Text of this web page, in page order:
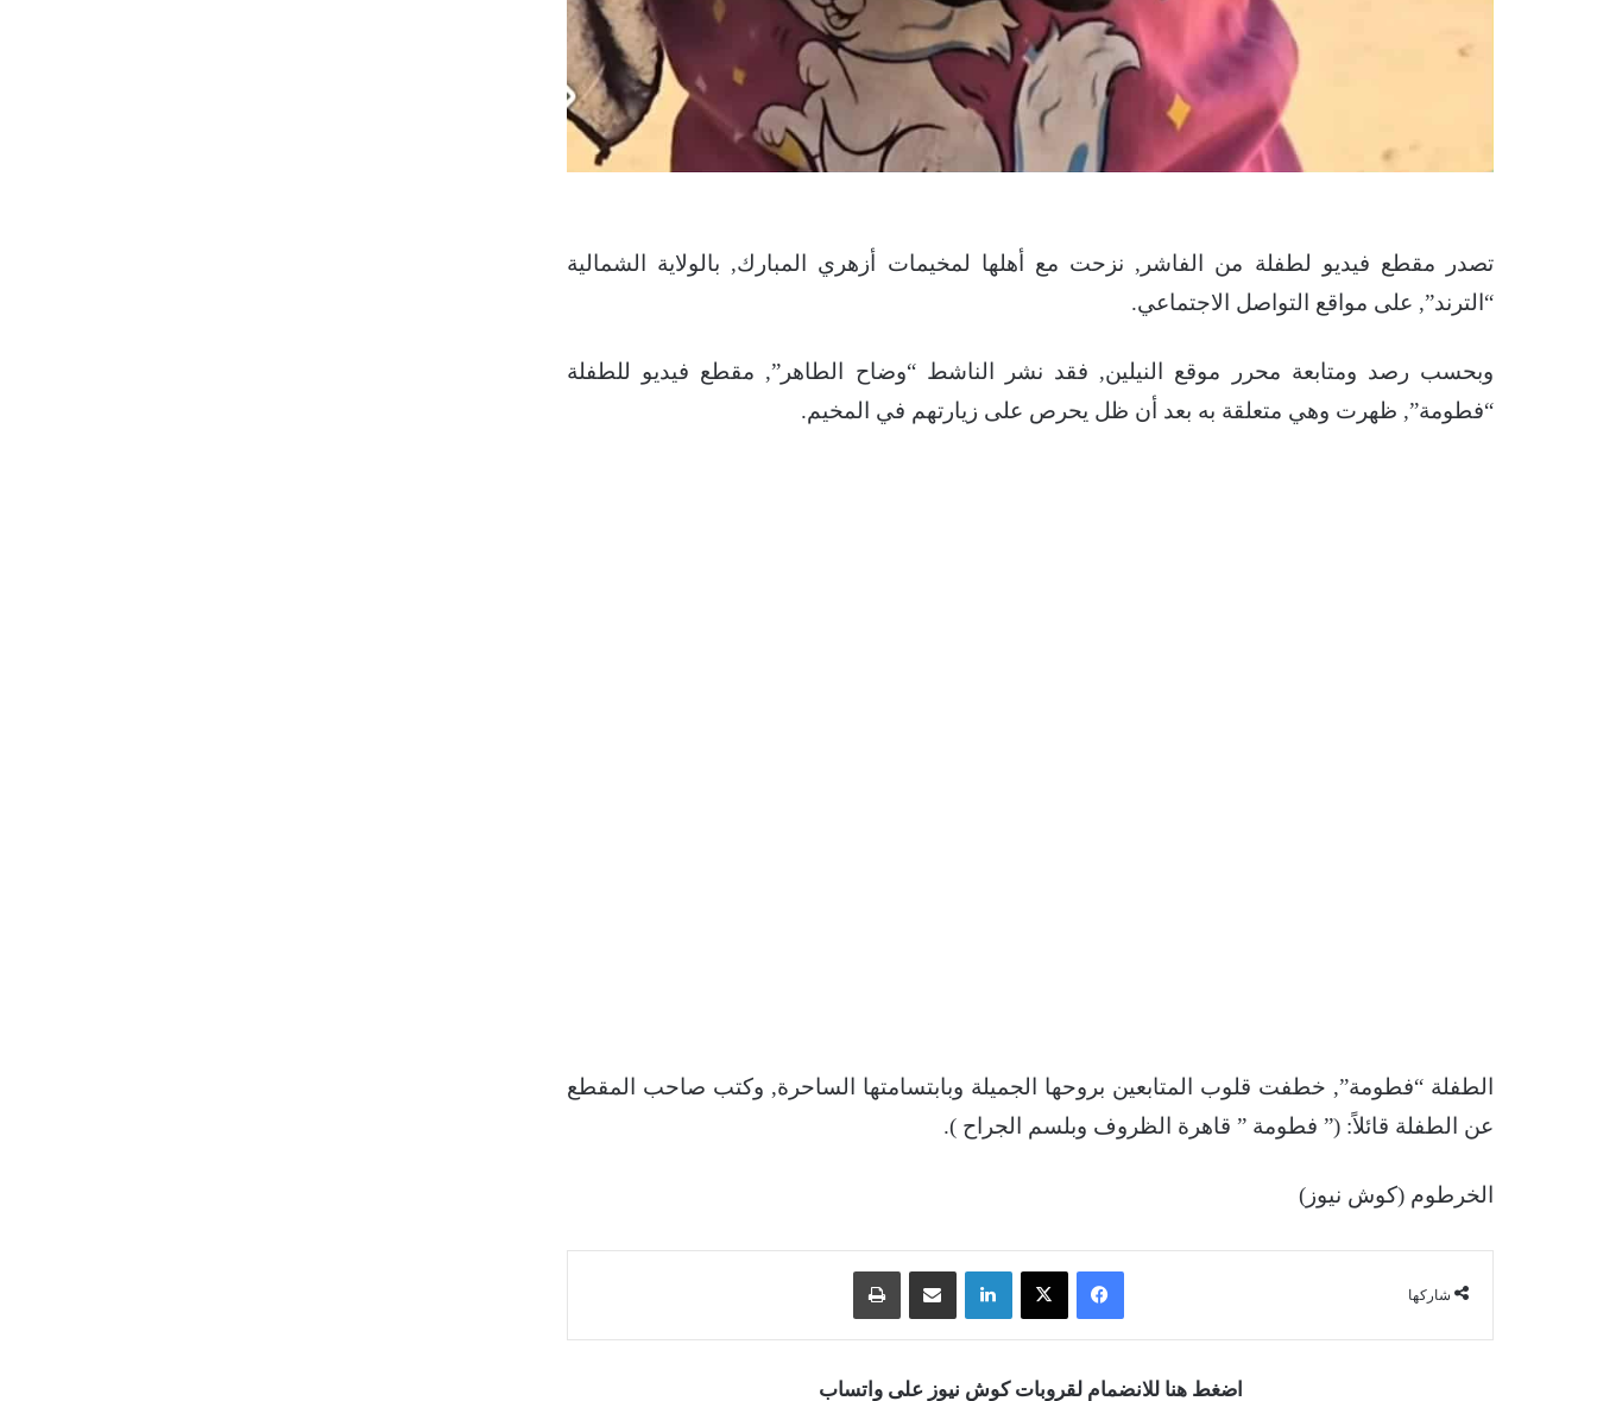
تصدر مقطع فيديو لطفلة من الفاشر, نزحت مع أهلها لمخيمات أزهري المبارك, بالولاية الشمالية
“الترند”, على مواقع التواصل الاجتماعي.
وبحسب رصد ومتابعة محرر موقع النيلين, فقد نشر الناشط “وضاح الطاهر”, مقطع فيديو للطفلة
“فطومة”, ظهرت وهي متعلقة به بعد أن ظل يحرص على زيارتهم في المخيم.
الطفلة “فطومة”, خطفت قلوب المتابعين بروحها الجميلة وبابتسامتها الساحرة, وكتب صاحب المقطع
عن الطفلة قائلاً: (” فطومة ” قاهرة الظروف وبلسم الجراح ).
الخرطوم (كوش نيوز)
شاركها
فيسبوك ‫X لينكدإن مشاركة عبر البريد
اضغط هنا للانضمام لقروبات كوش نيوز على واتساب